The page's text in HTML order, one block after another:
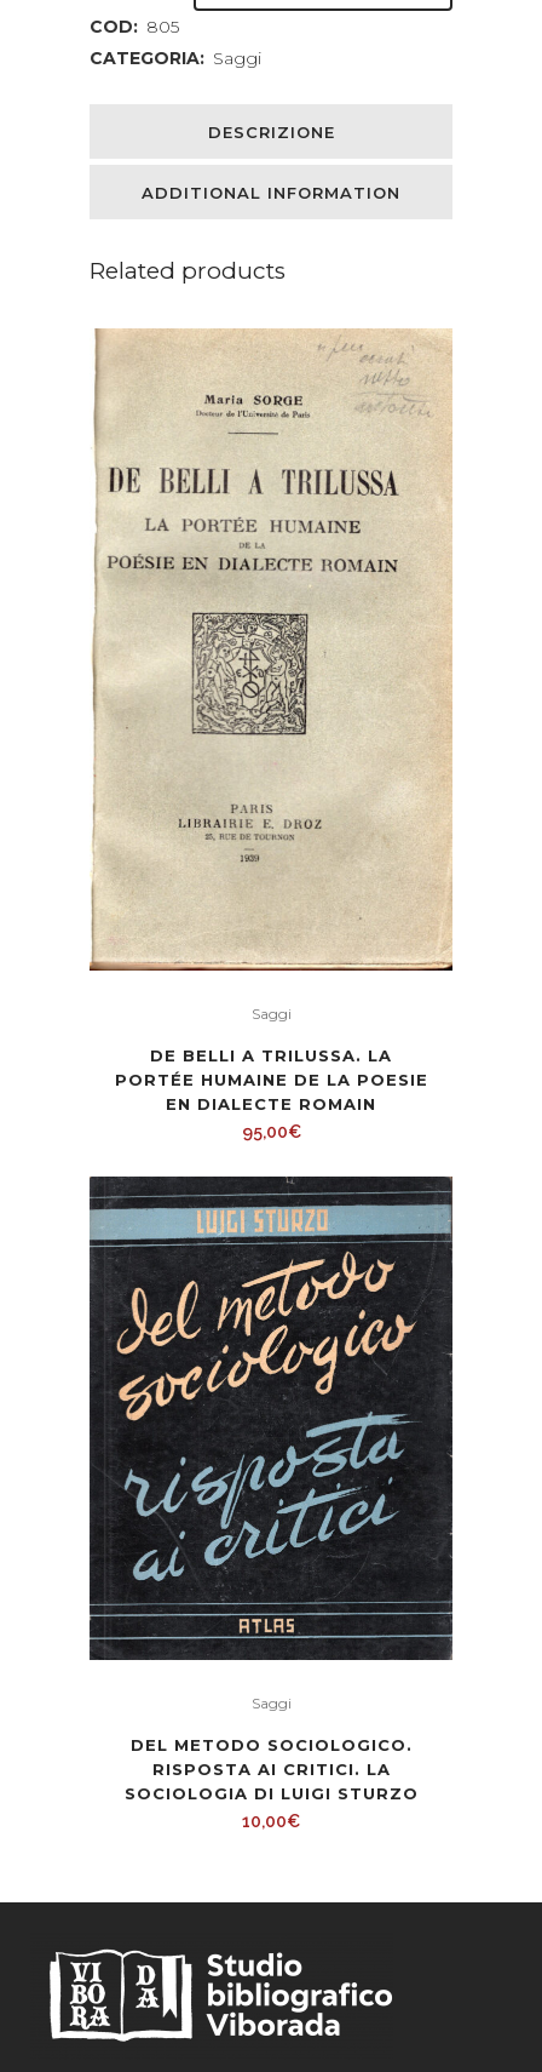
the
of
quantity
COD: 805
CATEGORIA: Saggi
DESCRIZIONE
ADDITIONAL INFORMATION
Related products
Saggi
DE BELLI A TRILUSSA. LA
PORTÉE HUMAINE DE LA POESIE
EN DIALECTE ROMAIN
95,00€
Saggi
DEL METODO SOCIOLOGICO.
RISPOSTA AI CRITICI. LA
SOCIOLOGIA DI LUIGI STURZO
10,00€